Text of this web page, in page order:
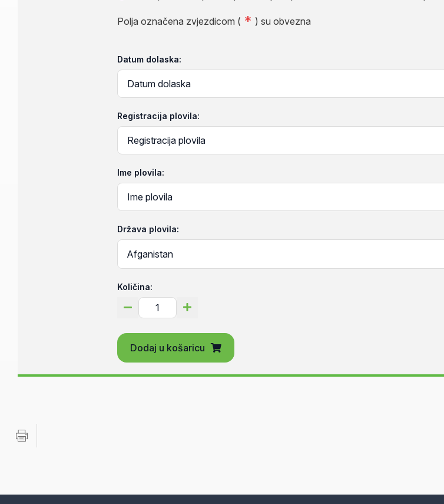
Polja označena zvjezdicom ( ) su obvezna
Datum dolaska:
Registracija plovila:
Ime plovila:
Država plovila:
Količina:
Dodaj u košaricu